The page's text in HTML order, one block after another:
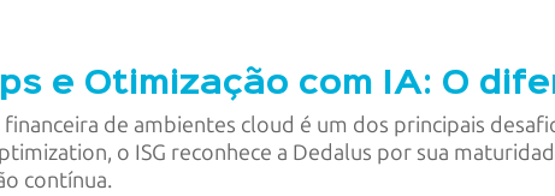
e Otimização com IA: O
de ambientes cloud é um dos principais
o ISG reconhece a Dedalus por sua
contínua.